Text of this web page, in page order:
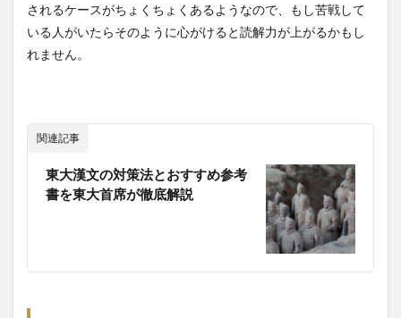
されるケースがちょくちょくあるようなので、もし苦戦して
いる人がいたらそのように心がけると読解力が上がるかもし
れません。
関連記事
東大漢文の対策法とおすすめ参考
書を東大首席が徹底解説